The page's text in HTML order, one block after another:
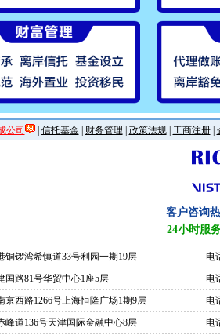
公司 | 信托基金| 财务管理 政策法规| 工商注册|
客户咨询
24小时服
铜锣湾希慎道33号利园一期19层
电
国路81号华贸中心1座5层
电
京西路1266号上海恒隆广场1期9层
电
峰道136号天津国际金融中心8层
电